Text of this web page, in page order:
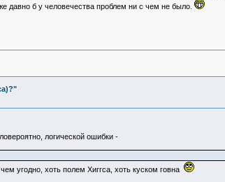
давно б у человечества проблем ни с чем не было.
логической ошибки -
угодно, хоть полем Хиггса, хоть куском говна